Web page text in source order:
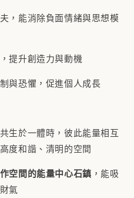
，能消除負面情緒與思想模
提升創造力與動機
與恐懼，促進個人成長
生於一體時，彼此能量相互
度和諧、清明的空間
空間的能量中心石鎮 ，能吸
氣